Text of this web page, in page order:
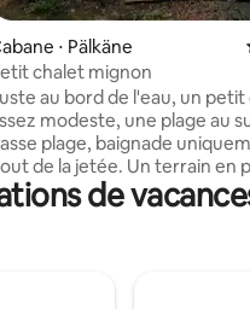
sur 5
sur la base de 123
⋅ Pälkäne
chalet mignon
au bord de l'eau, un
modeste, une plage au
plage, baignade
de la jetée. Un terrain en pente, pas
personnes à mobilité
même cour, toilettes
les autres bâtiments. Dans
de